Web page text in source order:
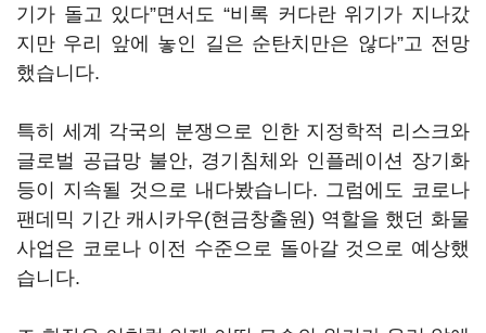
기가 돌고 있다”면서도 “비록 커다란 위기가 지나갔
지만 우리 앞에 놓인 길은 순탄치만은 않다”고 전망
했습니다.
특히 세계 각국의 분쟁으로 인한 지정학적 리스크와
글로벌 공급망 불안, 경기침체와 인플레이션 장기화
등이 지속될 것으로 내다봤습니다. 그럼에도 코로나
팬데믹 기간 캐시카우(현금창출원) 역할을 했던 화물
사업은 코로나 이전 수준으로 돌아갈 것으로 예상했
습니다.